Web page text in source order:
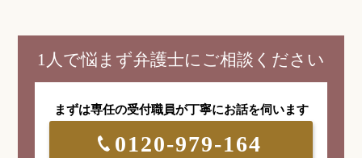
1人で悩まず弁護士にご相談ください
まずは専任の受付職員が丁寧にお話を伺います
0120-979-164